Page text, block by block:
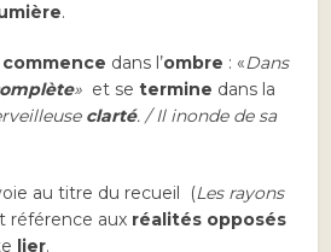
.
commence dans l’ombre : «Dans
» et setermine dans la
clarté. / Il inonde de sa
au titre du recueil (Les rayons
référence aux réalités opposés
lier.